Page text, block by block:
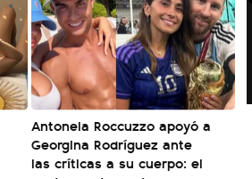
Antonela Roccuzzo apoyó a
Georgina Rodríguez ante
las críticas a su cuerpo: el